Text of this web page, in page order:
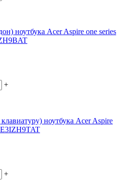
ноутбука Acer Aspire one series
+
ноутбука Acer Aspire
+